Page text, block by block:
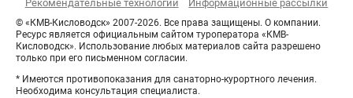
Рекомендательные технологии
Информационные рассылки
© «КМВ-Кисловодск» 2007-2026. Все права защищены. О компании.
Ресурс является официальным сайтом туроператора «КМВ-
Кисловодск». Использование любых материалов сайта разрешено
только при его письменном согласии.
* Имеются противопоказания для санаторно-курортного лечения.
Необходима консультация специалиста.